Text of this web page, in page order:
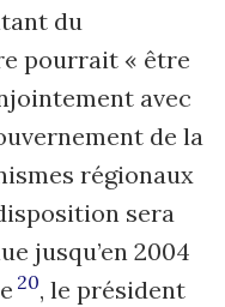
du
pourrait « être
avec
de la
régionaux
sera
jusqu’en 2004
20, le président